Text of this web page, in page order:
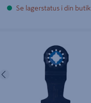
Se lagerstatus i din butik
METALL TMA079